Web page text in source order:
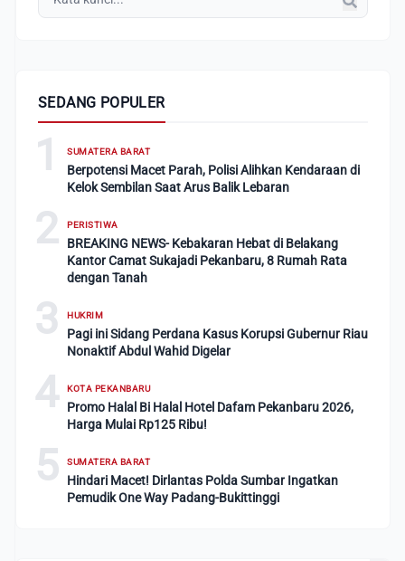
SEDANG POPULER
1 SUMATERA BARAT
Berpotensi Macet Parah, Polisi Alihkan Kendaraan di
Kelok Sembilan Saat Arus Balik Lebaran
2 PERISTIWA
BREAKING NEWS- Kebakaran Hebat di Belakang
Kantor Camat Sukajadi Pekanbaru, 8 Rumah Rata
dengan Tanah
3 HUKRIM
Pagi ini Sidang Perdana Kasus Korupsi Gubernur Riau
Nonaktif Abdul Wahid Digelar
4 KOTA PEKANBARU
Promo Halal Bi Halal Hotel Dafam Pekanbaru 2026,
Harga Mulai Rp125 Ribu!
5 SUMATERA BARAT
Hindari Macet! Dirlantas Polda Sumbar Ingatkan
Pemudik One Way Padang-Bukittinggi